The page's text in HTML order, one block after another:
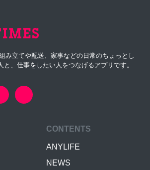
み立てや配送、家事などの日常のちょっとし
と、仕事をしたい人をつなげるアプリです。
CONTENTS
ANYLIFE
NEWS